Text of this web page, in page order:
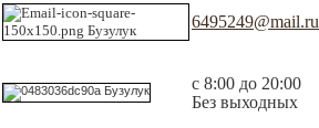
6495249@mail.ru
с 8:00 до 20:00
Без выходных